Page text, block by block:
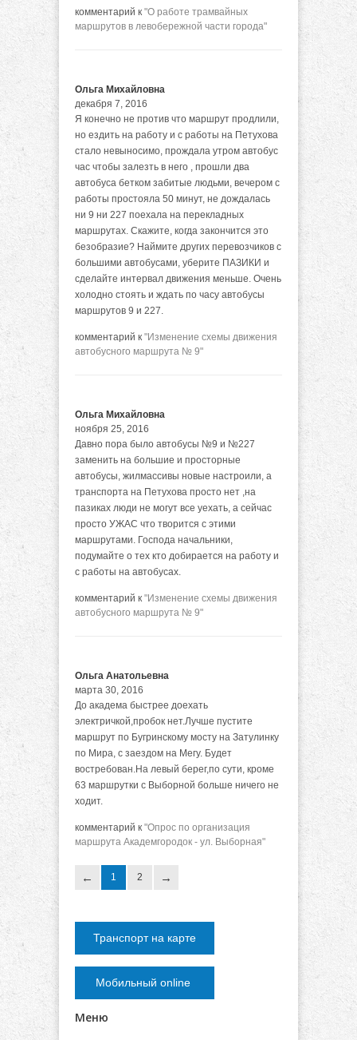
комментарий к "О работе трамвайных
маршрутов в левобережной части города"
Ольга Михайловна
декабря 7, 2016
Я конечно не против что маршрут продлили,
но ездить на работу и с работы на Петухова
стало невыносимо, прождала утром автобус
час чтобы залезть в него , прошли два
автобуса бетком забитые людьми, вечером с
работы простояла 50 минут, не дождалась
ни 9 ни 227 поехала на перекладных
маршрутах. Скажите, когда закончится это
безобразие? Наймите других перевозчиков с
большими автобусами, уберите ПАЗИКИ и
сделайте интервал движения меньше. Очень
холодно стоять и ждать по часу автобусы
маршрутов 9 и 227.
комментарий к "Изменение схемы движения
автобусного маршрута № 9"
Ольга Михайловна
ноября 25, 2016
Давно пора было автобусы №9 и №227
заменить на большие и просторные
автобусы, жилмассивы новые настроили, а
транспорта на Петухова просто нет ,на
пазиках люди не могут все уехать, а сейчас
просто УЖАС что творится с этими
маршрутами. Господа начальники,
подумайте о тех кто добирается на работу и
с работы на автобусах.
комментарий к "Изменение схемы движения
автобусного маршрута № 9"
Ольга Анатольевна
марта 30, 2016
До академа быстрее доехать
электричкой,пробок нет.Лучше пустите
маршрут по Бугринскому мосту на Затулинку
по Мира, с заездом на Мегу. Будет
востребован.На левый берег,по сути, кроме
63 маршрутки с Выборной больше ничего не
ходит.
комментарий к "Опрос по организация
маршрута Академгородок - ул. Выборная"
1 2
Транспорт на карте
Мобильный online
Меню